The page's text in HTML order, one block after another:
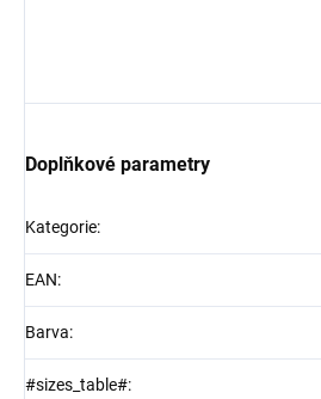
Doplňkové parametry
Kategorie:
EAN:
Barva:
#sizes_table#: